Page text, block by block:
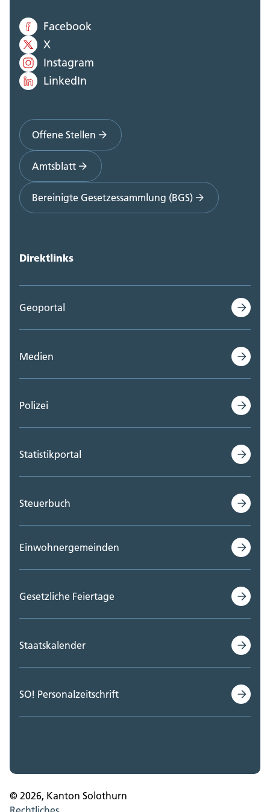
Facebook
X
Instagram
LinkedIn
Offene Stellen
Amtsblatt
Bereinigte Gesetzessammlung (BGS)
Direktlinks
Geoportal
Medien
Polizei
Statistikportal
Steuerbuch
Einwohnergemeinden
Gesetzliche Feiertage
Staatskalender
SO! Personalzeitschrift
© 2026, Kanton Solothurn